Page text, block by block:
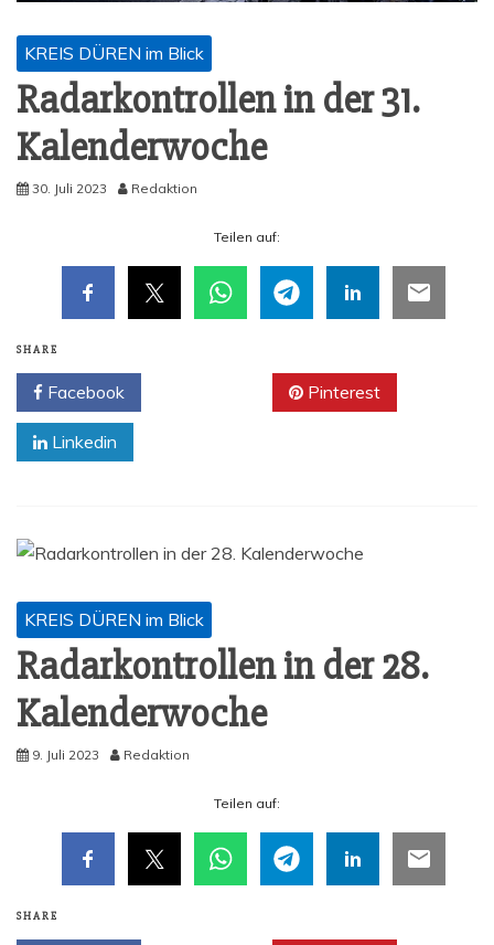
KREIS DÜREN im Blick
Radar­kon­trol­len in der 31.
Kalenderwoche
30. Juli 2023 Redaktion
Tei­len auf:
SHARE
Facebook Pinterest
Linkedin
KREIS DÜREN im Blick
Radar­kon­trol­len in der 28.
Kalenderwoche
9. Juli 2023 Redaktion
Tei­len auf:
SHARE